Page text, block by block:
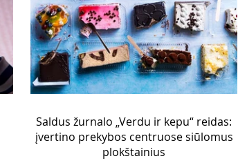
Saldus žurnalo „Verdu ir kepu“ reidas:
įvertino prekybos centruose siūlomus
plokštainius